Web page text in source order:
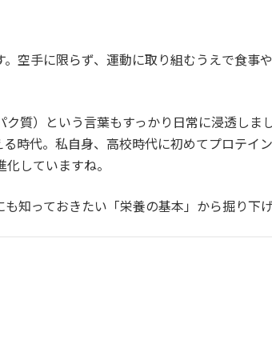
空手に限らず、運動に取り組むうえで食事
質）という言葉もすっかり日常に浸透しま
時代。私自身、高校時代に初めてプロテイ
していますね。
知っておきたい「栄養の基本」から掘り下げ